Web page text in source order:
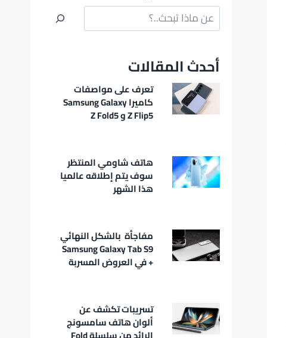
البحث
أحدث المقالات
تعرف على مواصفات
كاميرا Samsung Galaxy
Z Flip5 و Z Fold5
هاتف شاومي المنتظر
سوف يتم إطلاقه عالميا
هذا الشهر
مفاجأة بالشكل النهائي
Samsung Galaxy Tab S9
+ في العروض المسربة
تسريبات تكشف عن
ألوان هاتف سامسونج